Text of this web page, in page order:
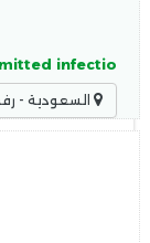
infectio
السعودية -